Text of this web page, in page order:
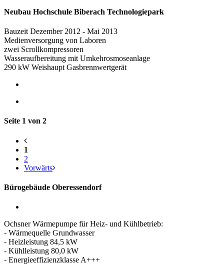
Neubau Hochschule Biberach Technologiepark
Bauzeit Dezember 2012 - Mai 2013
Medienversorgung von Laboren
zwei Scrollkompressoren
Wasseraufbereitung mit Umkehrosmoseanlage
290 kW Weishaupt Gasbrennwertgerät
Seite 1 von 2
1
2
Vorwärts
Bürogebäude Oberessendorf
Ochsner Wärmepumpe für Heiz- und Kühlbetrieb:
- Wärmequelle Grundwasser
- Heizleistung 84,5 kW
- Kühlleistung 80,0 kW
- Energieeffizienzklasse A+++